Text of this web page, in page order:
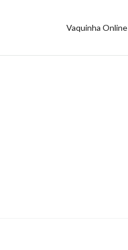
Vaquinha Online